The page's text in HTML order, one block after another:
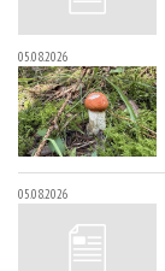
05.08.2026
05.08.2026